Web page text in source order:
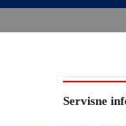
Servisne